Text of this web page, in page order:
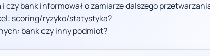
i czy bank informował o zamiarze dalszego
scoring/ryzyko/statystyka?
bank czy inny podmiot?